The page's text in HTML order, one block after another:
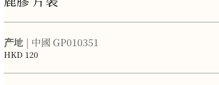
产地 | 中國 GP010351
HKD 120